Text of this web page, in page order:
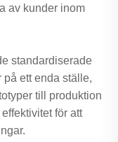
av kunder inom
standardiserade
på ett enda ställe,
till produktion
för att